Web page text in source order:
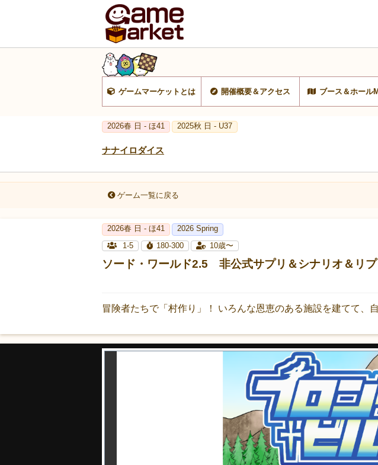
ゲームマーケットとは 開催概要＆アクセス ブース＆ホール
2026春 日 - ほ41 2025秋 日 - U37
ナナイロダイス
ゲーム一覧に戻る
2026春 日 - ほ41
2026 Spring
1-5
180-300 10歳〜
ソード・ワールド2.5 非公式サプリ＆シナリオ＆リプ
冒険者たちで「村作り」！ いろんな恩恵のある施設を建てて、